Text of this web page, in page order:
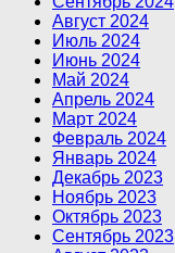
Август 2024
Июль 2024
Июнь 2024
Май 2024
Апрель 2024
Март 2024
Февраль 2024
Январь 2024
Декабрь 2023
Ноябрь 2023
Октябрь 2023
Сентябрь 2023